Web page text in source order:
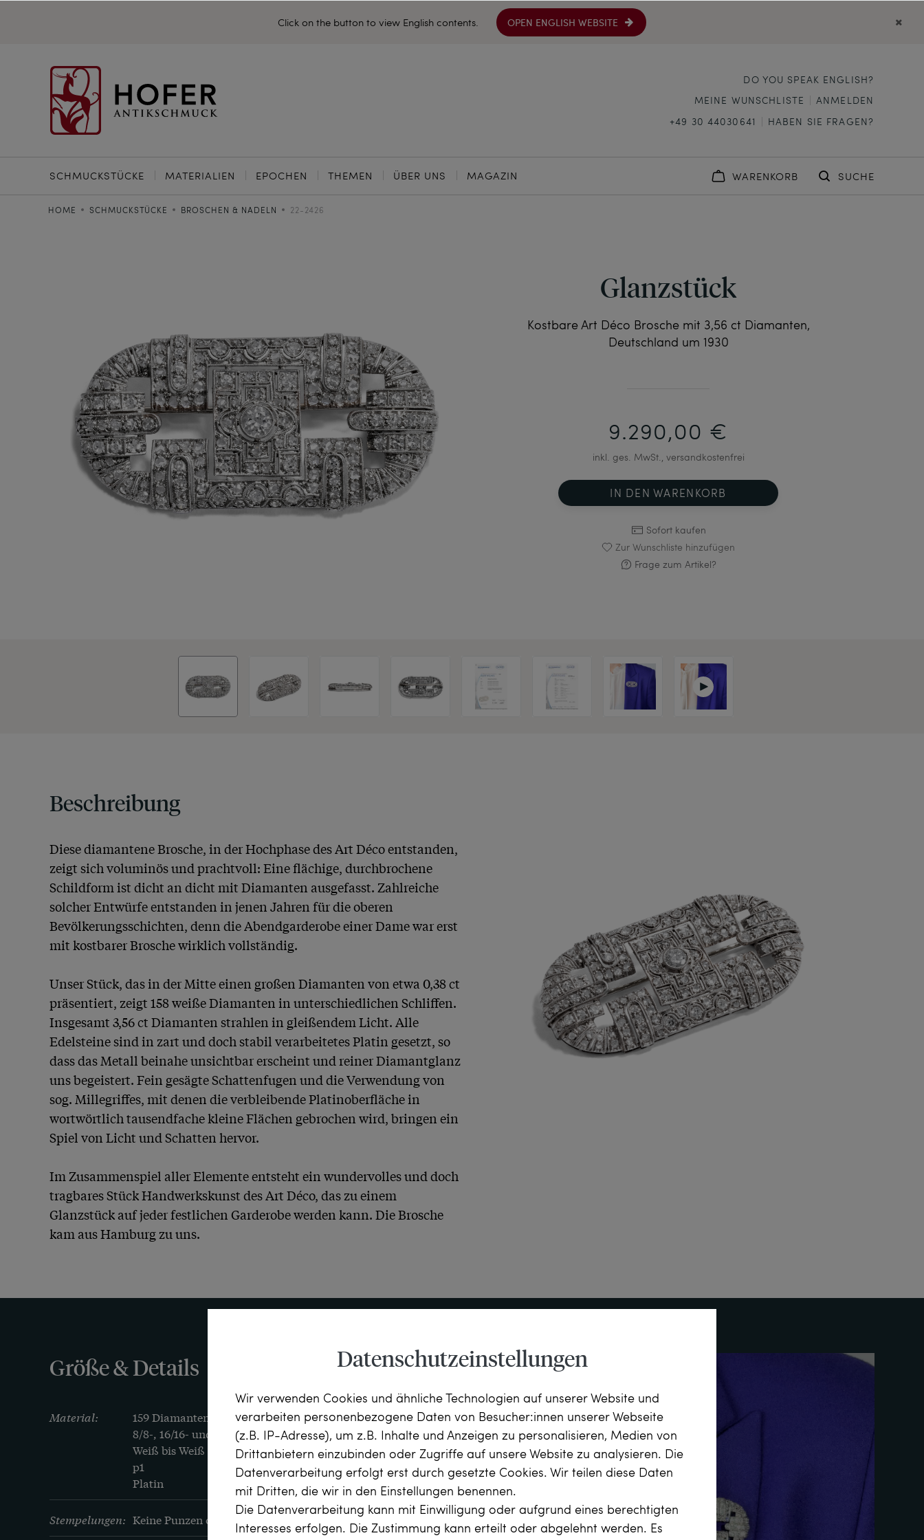
Click on the button to view English contents. OPEN ENGLISH WEBSITE
DO YOU SPEAK ENGLISH?
MEINE WUNSCHLISTE
ANMELDEN
+49 30 44030641
HABEN SIE FRAGEN?
SCHMUCKSTÜCKE MATERIALIEN EPOCHEN THEMEN ÜBER UNS MAGAZIN WARENKORB SUCHE
HOME SCHMUCKSTÜCKE BROSCHEN & NADELN 22-2426
Glanzstück
Kostbare Art Déco Brosche mit 3,56 ct Diamanten,
Deutschland um 1930
9.290,00 €
inkl. ges. MwSt., versandkostenfrei
IN DEN WARENKORB
Sofort kaufen
Zur Wunschliste hinzufügen
Frage zum Artikel?
Beschreibung
Diese diamantene Brosche, in der Hochphase des Art Déco entstanden,
zeigt sich voluminös und prachtvoll: Eine flächige, durchbrochene
Schildform ist dicht an dicht mit Diamanten ausgefasst. Zahlreiche
solcher Entwürfe entstanden in jenen Jahren für die oberen
Bevölkerungsschichten, denn die Abendgarderobe einer Dame war erst
mit kostbarer Brosche wirklich vollständig.
Unser Stück, das in der Mitte einen großen Diamanten von etwa 0,38 ct
präsentiert, zeigt 158 weiße Diamanten in unterschiedlichen Schliffen.
Insgesamt 3,56 ct Diamanten strahlen in gleißendem Licht. Alle
Edelsteine sind in zart und doch stabil verarbeitetes Platin gesetzt, so
dass das Metall beinahe unsichtbar erscheint und reiner Diamantglanz
uns begeistert. Fein gesägte Schattenfugen und die Verwendung von
sog. Millegriffes, mit denen die verbleibende Platinoberfläche in
wortwörtlich tausendfache kleine Flächen gebrochen wird, bringen ein
Spiel von Licht und Schatten hervor.
Im Zusammenspiel aller Elemente entsteht ein wundervolles und doch
tragbares Stück Handwerkskunst des Art Déco, das zu einem
Glanzstück auf jeder festlichen Garderobe werden kann. Die Brosche
kam aus Hamburg zu uns.
Größe & Details
Material:
159 Diamanten in verschiedenen Schlifformen (Brillant-,
8/8-, 16/16- und Rosenschliff), zus. etwa 3,56 ct, Feines
Weiß bis Weiß (Top Wesselton, G bis Wesselton, H), vsi –
p1
Platin
Stempelungen: Keine Punzen oder Stempel
Datenschutzeinstellungen
Wir verwenden Cookies und ähnliche Technologien auf unserer Website und
verarbeiten personenbezogene Daten von Besucher:innen unserer Webseite
(z.B. IP-Adresse), um z.B. Inhalte und Anzeigen zu personalisieren, Medien von
Drittanbietern einzubinden oder Zugriffe auf unsere Website zu analysieren. Die
Datenverarbeitung erfolgt erst durch gesetzte Cookies. Wir teilen diese Daten
mit Dritten, die wir in den Einstellungen benennen.
Die Datenverarbeitung kann mit Einwilligung oder aufgrund eines berechtigten
Interesses erfolgen. Die Zustimmung kann erteilt oder abgelehnt werden. Es